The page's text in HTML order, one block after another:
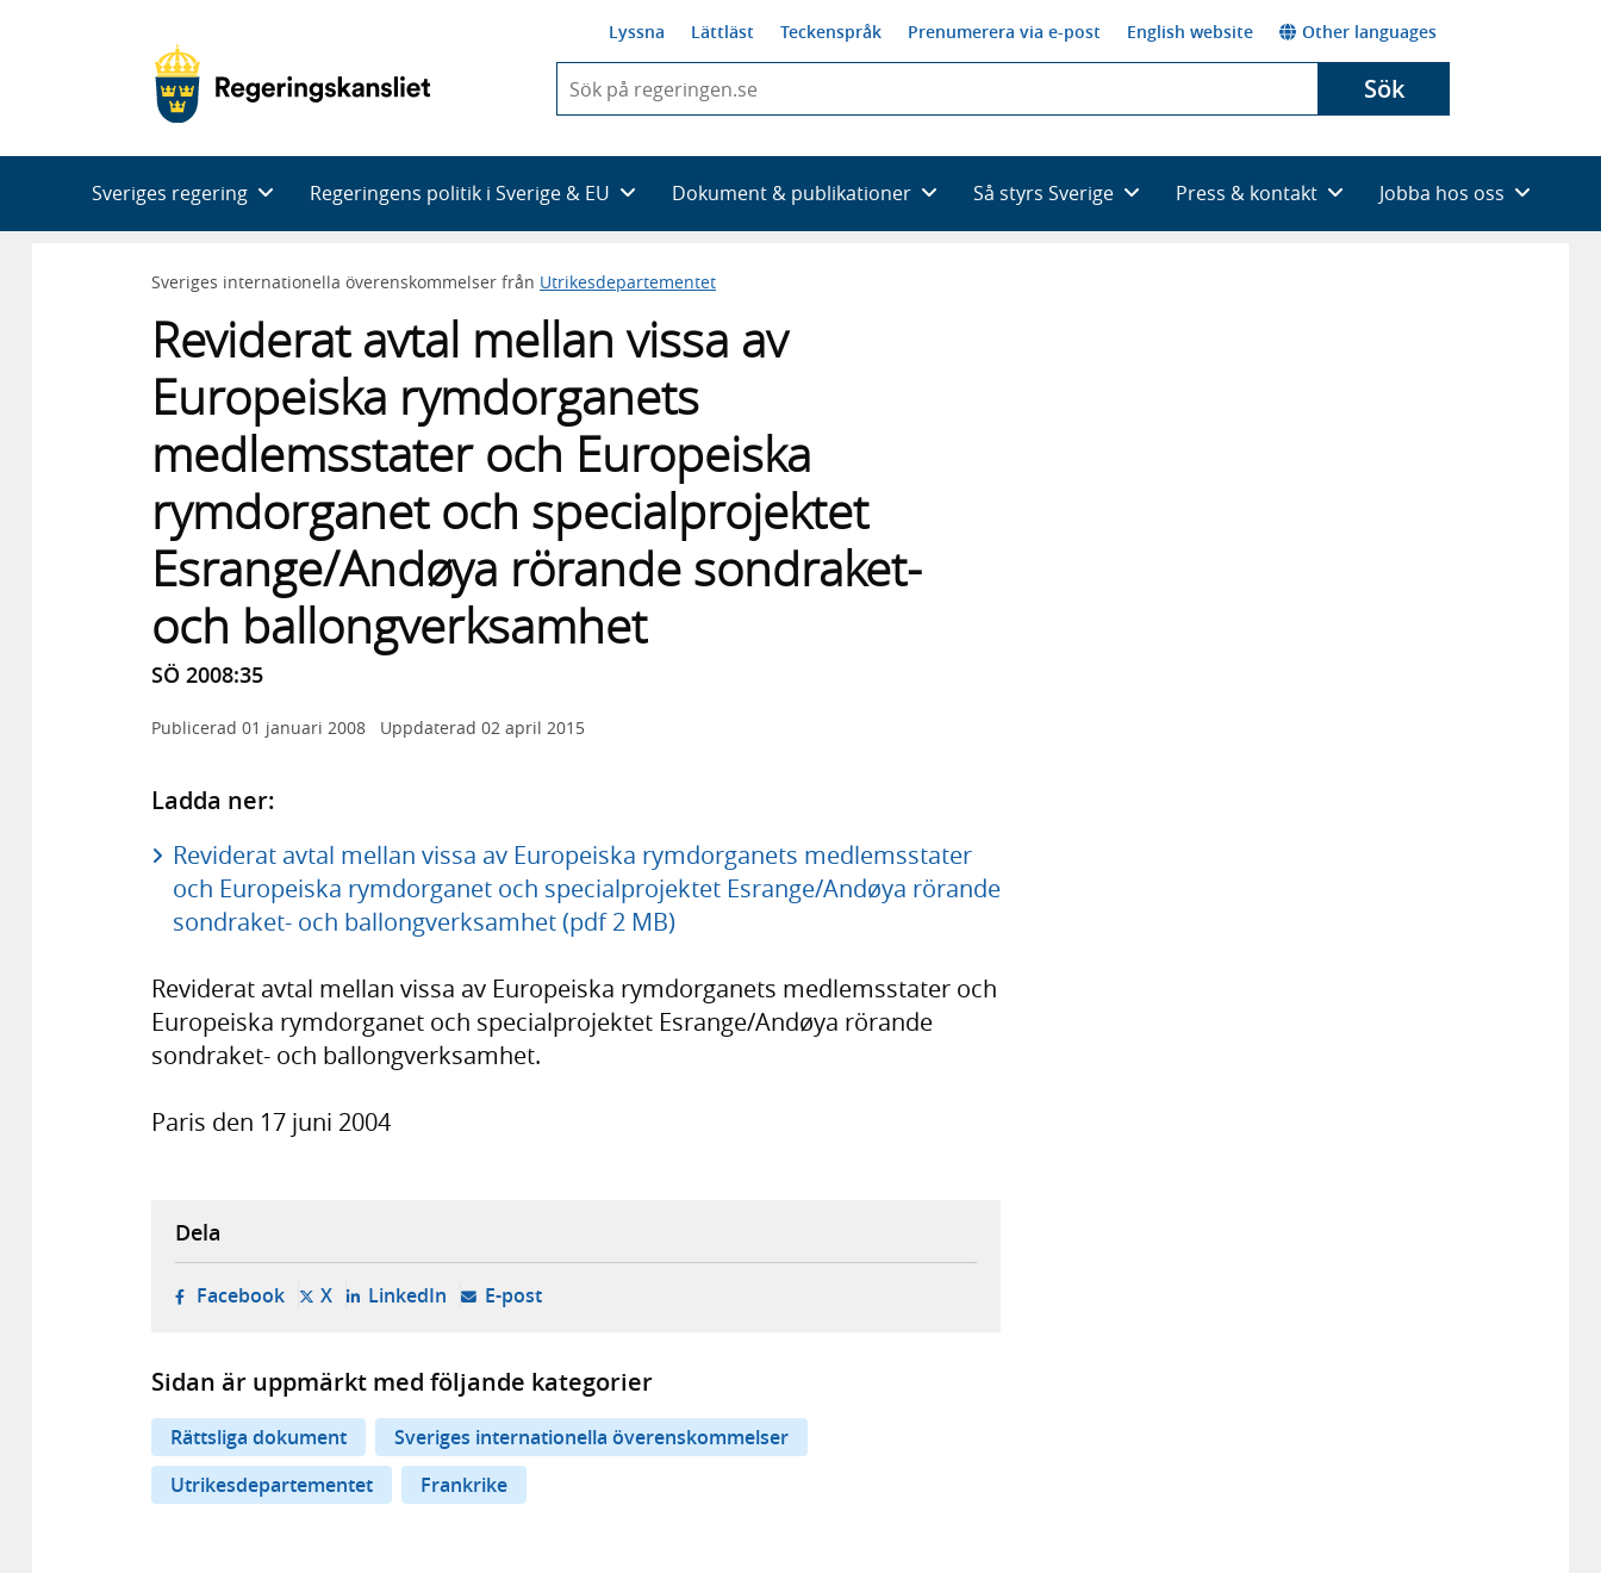
Lyssna Lättläst Teckenspråk Prenumerera via e-post English website Other languages
du
skriva
framträder
en
med
Sök
Sveriges regering Regeringens politik i Sverige & EU Dokument & publikationer Så styrs Sverige Press & kontakt Jobba hos oss
Sveriges internationella överenskommelser från Utrikesdepartementet
Reviderat avtal mellan vissa av
Europeiska rymdorganets
medlemsstater och Europeiska
rymdorganet och specialprojektet
Esrange/Andøya rörande sondraket-
och ballongverksamhet
SÖ 2008:35
Publicerad 01 januari 2008 Uppdaterad 02 april 2015
Ladda ner:
Reviderat avtal mellan vissa av Europeiska rymdorganets medlemsstater
och Europeiska rymdorganet och specialprojektet Esrange/Andøya rörande
sondraket- och ballongverksamhet (pdf 2 MB)
Reviderat avtal mellan vissa av Europeiska rymdorganets medlemsstater och
Europeiska rymdorganet och specialprojektet Esrange/Andøya rörande
sondraket- och ballongverksamhet.
Paris den 17 juni 2004
Dela
Facebook- öppnas i ny flik, extern webbplats,
X- öppnas i ny flik, extern webbplats,
LinkedIn- öppnas i ny flik, extern webbplats,
E-post- öppnar din e-postklient,
Sidan är uppmärkt med följande kategorier
Rättsliga dokument
Sveriges internationella överenskommelser
Utrikesdepartementet
Frankrike